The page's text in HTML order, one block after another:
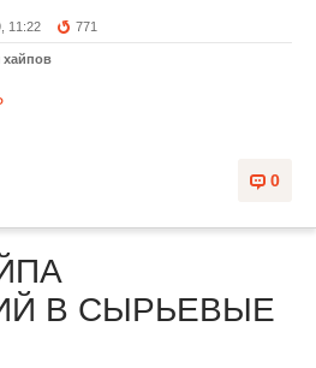
11:22 771
0
В СЫРЬЕВЫЕ